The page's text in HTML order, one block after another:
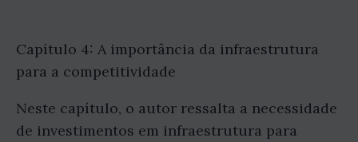
Capítulo 4: A importância da infraestrutura
para a competitividade
Neste capítulo, o autor ressalta a necessidade
de investimentos em infraestrutura para